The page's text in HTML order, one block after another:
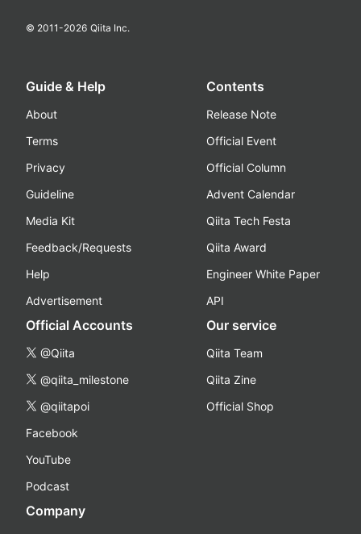
© 2011-2026 Qiita Inc.
Guide & Help
About
Terms
Privacy
Guideline
Media Kit
Feedback/Requests
Help
Advertisement
Contents
Release Note
Official Event
Official Column
Advent Calendar
Qiita Tech Festa
Qiita Award
Engineer White Paper
API
Official Accounts
@Qiita
@qiita_milestone
@qiitapoi
Facebook
YouTube
Podcast
Our service
Qiita Team
Qiita Zine
Official Shop
Company